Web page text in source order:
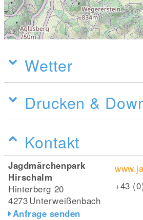
Wetter
Drucken &
Kontakt
Jagdmärchenpark
Hirschalm
Hinterberg 20
4273Unterweißenbach
Anfrage senden
+43